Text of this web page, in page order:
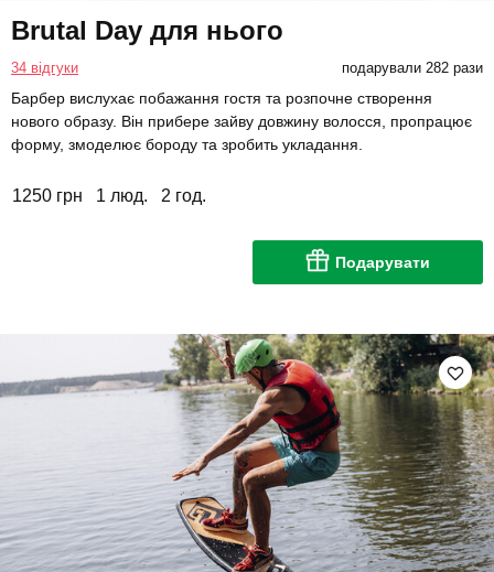
Brutal Day для нього
34 відгуки подарували 282 рази
Барбер вислухає побажання гостя та розпочне створення
нового образу. Він прибере зайву довжину волосся, пропрацює
форму, змоделює бороду та зробить укладання.
1250 грн 1 люд. 2 год.
Подарувати